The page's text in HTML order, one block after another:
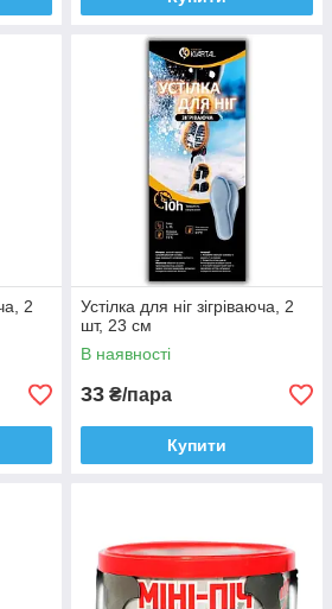
2
Устілка для ніг зігріваюча, 2
шт, 23 см
В наявності
33 ₴/пара
Купити